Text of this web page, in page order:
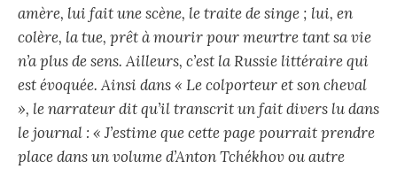
amère, lui fait une scène, le traite de singe ; lui, en
colère, la tue, prêt à mourir pour meurtre tant sa vie
n’a plus de sens. Ailleurs, c’est la Russie littéraire qui
est évoquée. Ainsi dans « Le colporteur et son cheval
», le narrateur dit qu’il transcrit un fait divers lu dans
le journal : « J’estime que cette page pourrait prendre
place dans un volume d’Anton Tchékhov ou autre